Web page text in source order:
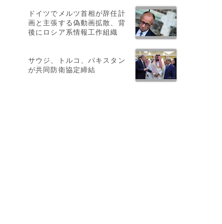
ドイツでメルツ首相が辞任計
画と主張する偽動画拡散、背
後にロシア系情報工作組織
サウジ、トルコ、パキスタン
が共同防衛協定締結